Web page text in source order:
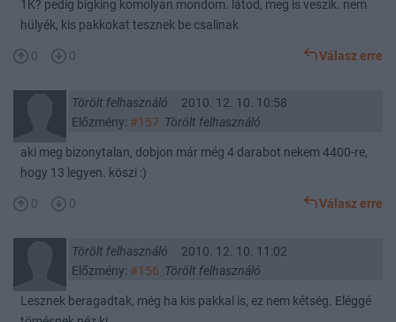
1K? pedig bigking komolyan mondom. látod, meg is veszik. nem
hülyék, kis pakkokat tesznek be csalinak
0 0 Válasz erre
Törölt felhasználó
2010. 12. 10. 10:58
Előzmény: #157 Törölt felhasználó
aki meg bizonytalan, dobjon már még 4 darabot nekem 4400-re,
hogy 13 legyen. köszi :)
0 0 Válasz erre
Törölt felhasználó
2010. 12. 10. 11:02
Előzmény: #156 Törölt felhasználó
Lesznek beragadtak, még ha kis pakkal is, ez nem kétség. Eléggé